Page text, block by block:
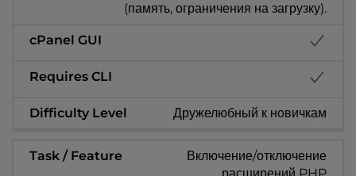
(память, ограничения на загрузку).
Дружелюбный к новичкам
Включение/отключение